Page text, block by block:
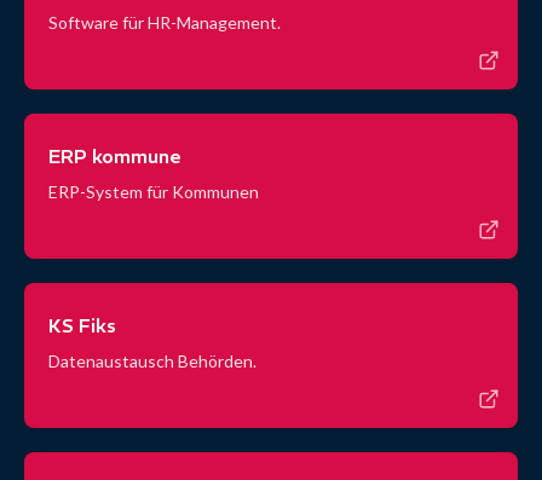
Software für HR-Management.
ERP kommune
ERP-System für Kommunen
KS Fiks
Datenaustausch Behörden.